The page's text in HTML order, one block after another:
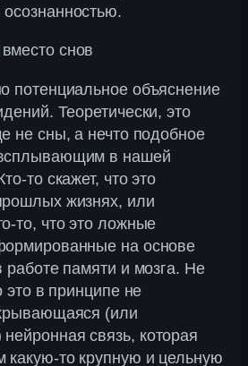
снов
потенциальное объяснение
Теоретически, это
не сны, а нечто подобное
в нашей
то скажет, что это
жизнях, или
то, что это ложные
на основе
работе памяти и мозга. Не
это в принципе не
(или
связь, которая
какую-то крупную и цельную